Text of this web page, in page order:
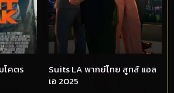
โคตร
Suits LA พากย์ไทย สูทส์ แอล
เอ 2025